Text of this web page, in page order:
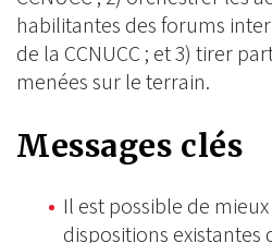
habilitantes des forums
de la CCNUCC ; et 3) tirer
menées sur le terrain.
Messages clés
Il est possible de
dispositions existantes